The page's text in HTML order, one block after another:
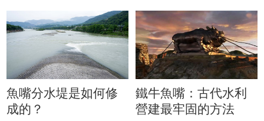
魚嘴分水堤是如何修
成的？
鐵牛魚嘴：古代水利
營建最牢固的方法